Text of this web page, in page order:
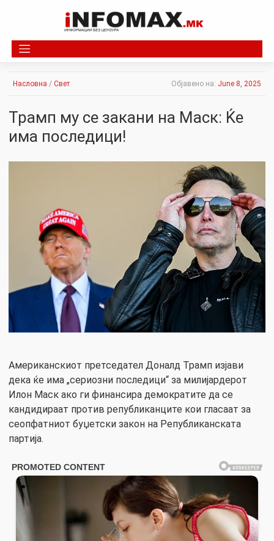
Насловна / Свет Објавено на: June 8, 2025
Трамп му се закани на Маск: Ќе
има последици!
Американскиот претседател Доналд Трамп изјави
дека ќе има „сериозни последици“ за милијардерот
Илон Маск ако ги финансира демократите да се
кандидираат против републиканците кои гласаат за
сеопфатниот буџетски закон на Републиканската
партија.